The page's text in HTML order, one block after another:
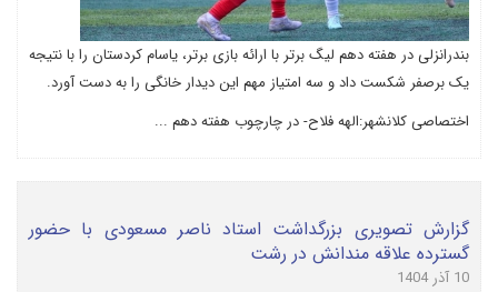
بندرانزلی در هفته دهم لیگ برتر با ارائه بازی برتر، یاسام کردستان را با نتیجه
یک برصفر شکست داد و سه امتیاز مهم این دیدار خانگی را به دست آورد.
اختصاصی کلانشهر:الهه فلاح- در چارچوب هفته دهم ...
گزارش تصویری بزرگداشت استاد ناصر مسعودی با حضور
گسترده علاقه مندانش در رشت
10 آذر 1404